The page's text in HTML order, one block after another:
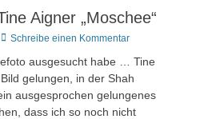
Aigner „Moschee“
Schreibe einen Kommentar
ausgesucht habe … Tine
gelungen, in der Shah
ausgesprochen gelungenes
dass ich so noch nicht